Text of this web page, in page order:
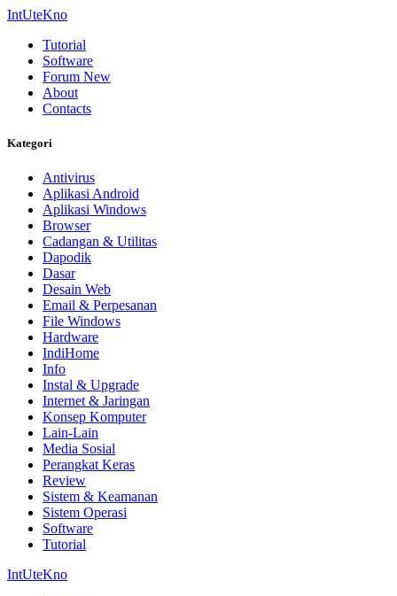
IntUteKno
Tutorial
Software
Forum New
About
Contacts
Kategori
Antivirus
Aplikasi Android
Aplikasi Windows
Browser
Cadangan & Utilitas
Dapodik
Dasar
Desain Web
Email & Perpesanan
File Windows
Hardware
IndiHome
Info
Instal & Upgrade
Internet & Jaringan
Konsep Komputer
Lain-Lain
Media Sosial
Perangkat Keras
Review
Sistem & Keamanan
Sistem Operasi
Software
Tutorial
IntUteKno